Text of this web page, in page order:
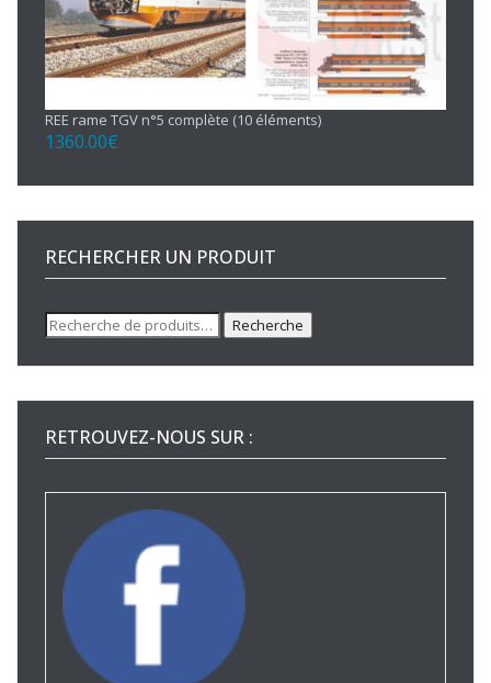
REE rame TGV n°5 complète (10 éléments)
1360.00€
RECHERCHER UN PRODUIT
Recherche
pour :
Recherche
RETROUVEZ-NOUS SUR :